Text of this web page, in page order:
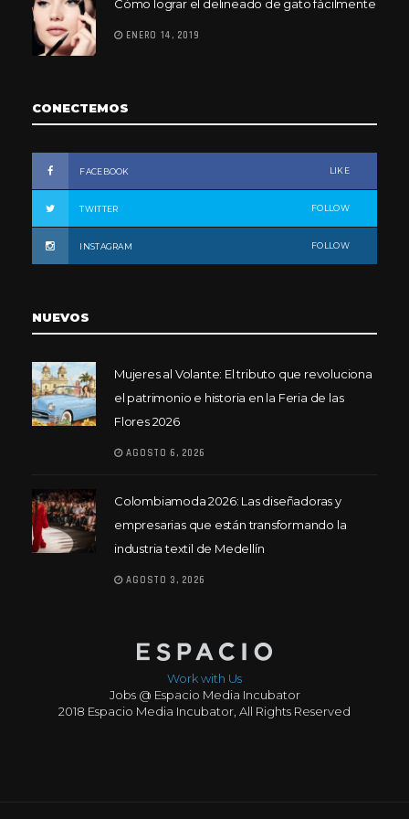
Cómo lograr el delineado de gato fácilmente
ENERO 14, 2019
CONECTEMOS
FACEBOOK LIKE
TWITTER FOLLOW
INSTAGRAM FOLLOW
NUEVOS
Mujeres al Volante: El tributo que revoluciona
el patrimonio e historia en la Feria de las
Flores 2026
AGOSTO 6, 2026
Colombiamoda 2026: Las diseñadoras y
empresarias que están transformando la
industria textil de Medellín
AGOSTO 3, 2026
Work with Us
Jobs @ Espacio Media Incubator
2018 Espacio Media Incubator, All Rights Reserved